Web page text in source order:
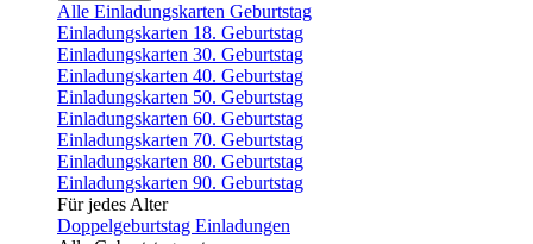
Alle Einladungskarten Geburtstag
Einladungskarten 18. Geburtstag
Einladungskarten 30. Geburtstag
Einladungskarten 40. Geburtstag
Einladungskarten 50. Geburtstag
Einladungskarten 60. Geburtstag
Einladungskarten 70. Geburtstag
Einladungskarten 80. Geburtstag
Einladungskarten 90. Geburtstag
Für jedes Alter
Doppelgeburtstag Einladungen